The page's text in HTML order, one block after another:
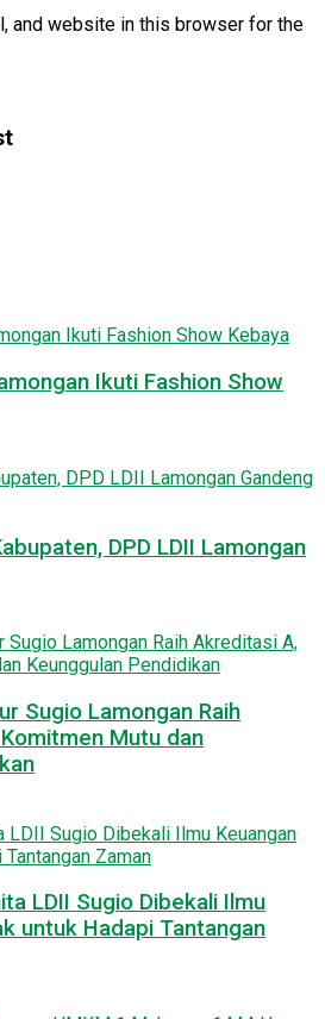
and website in this browser for the
Ikuti Fashion Show
DPD LDII Lamongan
Sugio Lamongan Raih
Mutu dan
LDII Sugio Dibekali Ilmu
untuk Hadapi Tantangan